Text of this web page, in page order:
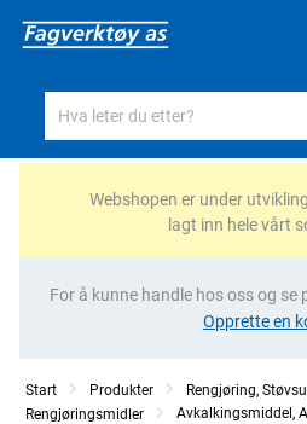
Webshopen er under
lagt inn hele vårt
For å kunne handle hos oss og se
Opprette en
Start Produkter
Rengjøring,
Rengjøringsmidler
Avkalkingsmiddel,